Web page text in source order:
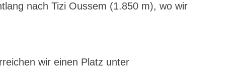
nach Tizi Oussem (1.850 m), wo wir
wir einen Platz unter